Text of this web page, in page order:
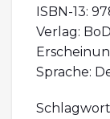
ISBN-13:
Verlag:
Sprache: